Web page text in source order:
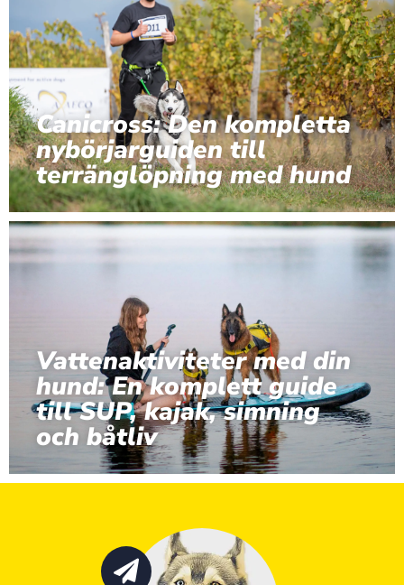
Canicross: Den kompletta
nybörjarguiden till
terränglöpning med hund
Vattenaktiviteter med din
hund: En komplett guide
till SUP, kajak, simning
och båtliv